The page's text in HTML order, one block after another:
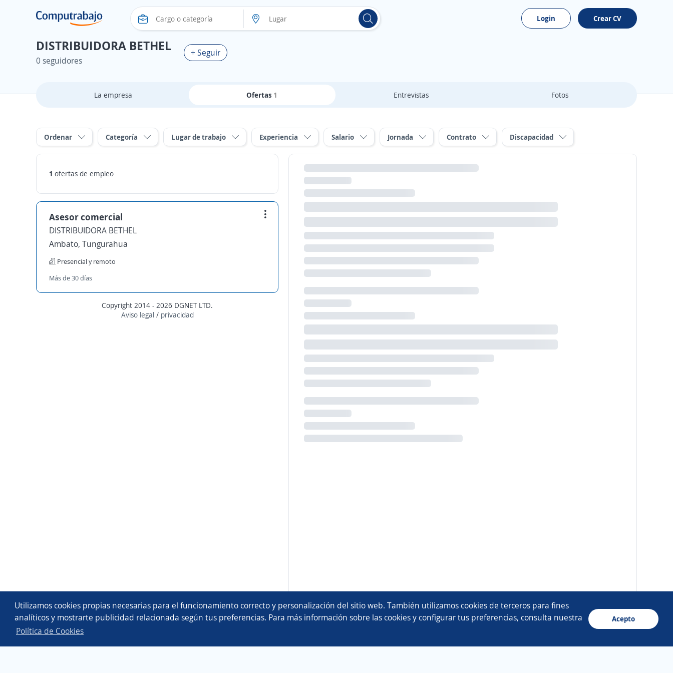
Utilizamos cookies propias necesarias para el funcionamiento correcto y personalización del sitio web. También utilizamos cookies de terceros para fines
analíticos y mostrarte publicidad relacionada según tus preferencias. Para más información sobre las cookies y configurar tus preferencias, consulta nuestra
Política de Cookies
Acepto
Login Crear CV
DISTRIBUIDORA BETHEL
0 seguidores
+ Seguir
La empresa Ofertas 1 Entrevistas Fotos
Ordenar Categoría Lugar de trabajo Experiencia Salario Jornada Contrato Discapacidad
1 ofertas de empleo
Asesor comercial
DISTRIBUIDORA BETHEL
Ambato, Tungurahua
Presencial y remoto
Más de 30 días
Copyright 2014 - 2026 DGNET LTD.
Aviso legal/ privacidad